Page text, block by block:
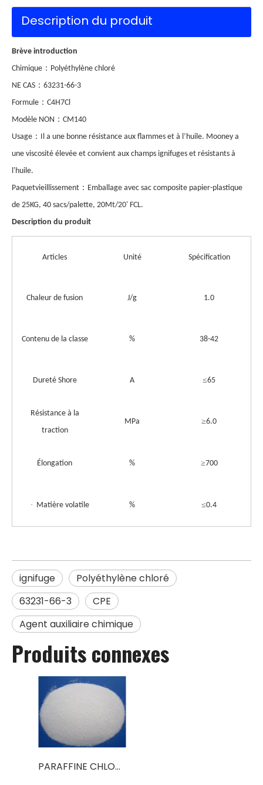
Description du produit
Brève introduction
Chimique ： Polyéthylène chloré
NE CAS ： 63231-66-3
Formule ： C4H7Cl
Modèle NON ： CM140
Usage ： Il a une bonne résistance aux flammes et à l’huile. Mooney a
une viscosité élevée et convient aux champs ignifuges et résistants à
l'huile.
Paquetvieillissement ： Emballage avec sac composite papier-plastique
de 25KG, 40 sacs/palette, 20Mt/20' FCL.
Description du produit
Articles Unité Spécification
Chaleur de fusion J/g 1.0
Contenu de la classe % 38-42
Dureté Shore A ≤65
Résistance à la
traction
MPa ≥6.0
Élongation % ≥700
· Matière volatile % ≤0.4
ignifuge
Polyéthylène chloré
63231-66-3
CPE
Agent auxiliaire chimique
Produits connexes
PARAFFINE CHLORÉE CHLORCOSANE ignifuge